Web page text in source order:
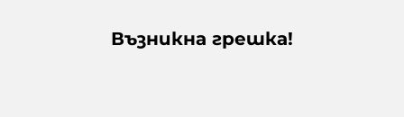
Възникна грешка!